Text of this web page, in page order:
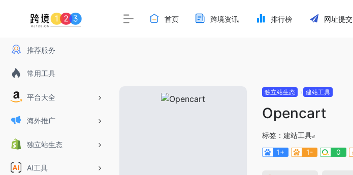
推荐服务
常用工具
平台大全
海外推广
独立站生态
AI工具
首页 跨境资讯 排行榜 网址提交
独立站生态 建站工具
Opencart
标签： 建站工具
1+
1- 0